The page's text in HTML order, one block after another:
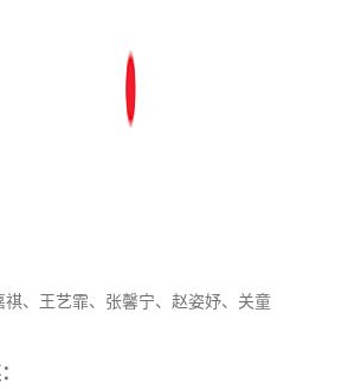
祺、王艺霏、张馨宁、赵姿妤、关童